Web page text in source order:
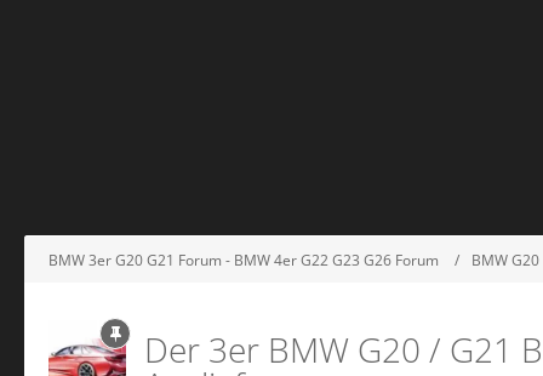
BMW 3er G20 G21 Forum - BMW 4er G22 G23 G26 Forum BMW
Der 3er BMW G20 / G21